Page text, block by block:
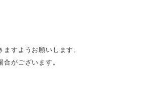
すようお願いします。
がございます。